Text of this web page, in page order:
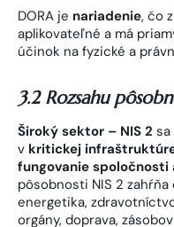
DORA je nariadenie, čo
aplikovateľné a má
účinok na fyzické a
3.2 Rozsahu
Široký sektor – NIS 2
v kritickej
fungovanie spoločnosti
pôsobnosti NIS 2
energetika,
orgány, doprava,